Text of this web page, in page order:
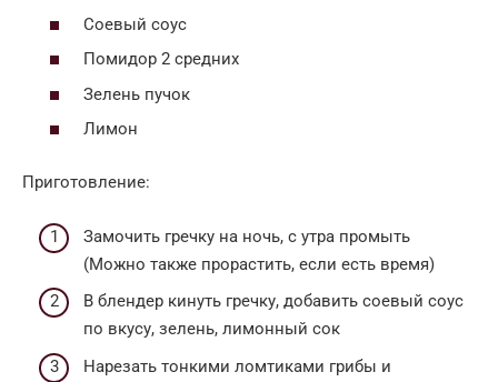
Соевый соус
Помидор 2 средних
Зелень пучок
Лимон
Приготовление:
Замочить гречку на ночь, с утра промыть
(Можно также прорастить, если есть время)
В блендер кинуть гречку, добавить соевый соус
по вкусу, зелень, лимонный сок
Нарезать тонкими ломтиками грибы и